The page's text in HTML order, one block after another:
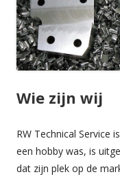
Wie zijn wij
RW Technical Service
een hobby was, is
dat zijn plek op de